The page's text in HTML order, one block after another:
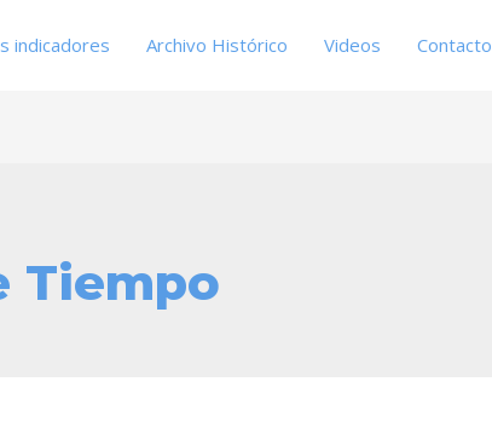
indicadores Archivo Histórico Videos Contacto
Tiempo